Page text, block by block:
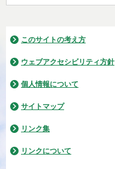
このサイトの考え方
ウェブアクセシビリティ方針
個人情報について
サイトマップ
リンク集
リンクについて